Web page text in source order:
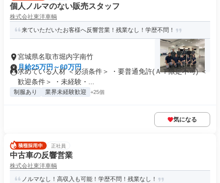
個人ノルマのない販売スタッフ
株式会社東洋車輌
来ていただいたお客様へ反響営業！残業なし！学歴不問！
宮城県名取市堀内字南竹
月給25万円～60万円
求めている人材 ＜必須条件＞ ・要普通免許(ＡＴ限定不可) ＜
歓迎条件＞ ・未経験・...
制服あり 業界未経験歓迎 +25個
気になる
正社員
中古車の反響営業
株式会社東洋車輌
ノルマなし！高収入も可能！学歴不問！残業なし！